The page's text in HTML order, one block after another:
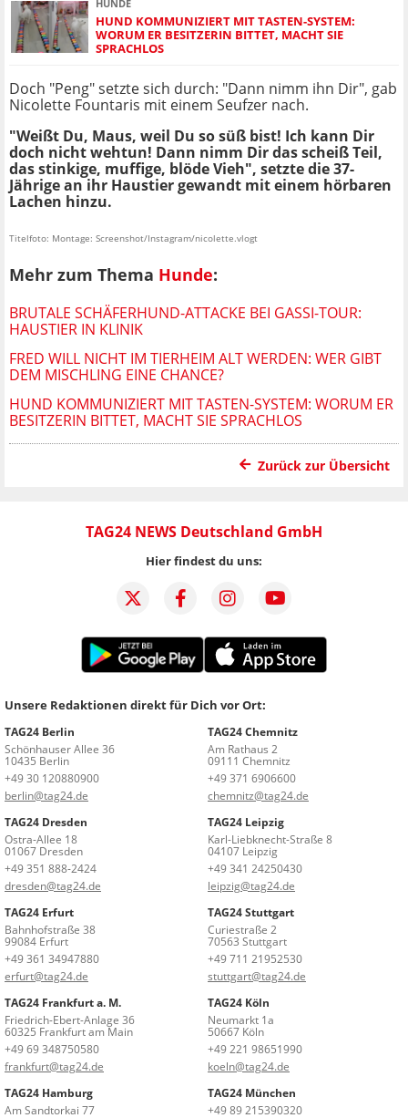
HUNDE
HUND KOMMUNIZIERT MIT TASTEN-SYSTEM:
WORUM ER BESITZERIN BITTET, MACHT SIE
SPRACHLOS
Doch "Peng" setzte sich durch: "Dann nimm ihn Dir", gab
Nicolette Fountaris mit einem Seufzer nach.
"Weißt Du, Maus, weil Du so süß bist! Ich kann Dir
doch nicht wehtun! Dann nimm Dir das scheiß Teil,
das stinkige, muffige, blöde Vieh", setzte die 37-
Jährige an ihr Haustier gewandt mit einem hörbaren
Lachen hinzu.
Titelfoto: Montage: Screenshot/Instagram/nicolette.vlogt
Mehr zum Thema Hunde:
BRUTALE SCHÄFERHUND-ATTACKE BEI GASSI-TOUR:
HAUSTIER IN KLINIK
FRED WILL NICHT IM TIERHEIM ALT WERDEN: WER GIBT
DEM MISCHLING EINE CHANCE?
HUND KOMMUNIZIERT MIT TASTEN-SYSTEM: WORUM ER
BESITZERIN BITTET, MACHT SIE SPRACHLOS
Zurück zur Übersicht
TAG24 NEWS Deutschland GmbH
Hier findest du uns:
Unsere Redaktionen direkt für Dich vor Ort:
TAG24 Berlin
Schönhauser Allee 36
10435 Berlin
+49 30 120880900
berlin@tag24.de
TAG24 Chemnitz
Am Rathaus 2
09111 Chemnitz
+49 371 6906600
chemnitz@tag24.de
TAG24 Dresden
Ostra-Allee 18
01067 Dresden
+49 351 888-2424
dresden@tag24.de
TAG24 Leipzig
Karl-Liebknecht-Straße 8
04107 Leipzig
+49 341 24250430
leipzig@tag24.de
TAG24 Erfurt
Bahnhofstraße 38
99084 Erfurt
+49 361 34947880
erfurt@tag24.de
TAG24 Stuttgart
Curiestraße 2
70563 Stuttgart
+49 711 21952530
stuttgart@tag24.de
TAG24 Frankfurt a. M.
Friedrich-Ebert-Anlage 36
60325 Frankfurt am Main
+49 69 348750580
frankfurt@tag24.de
TAG24 Köln
Neumarkt 1a
50667 Köln
+49 221 98651990
koeln@tag24.de
TAG24 Hamburg
Am Sandtorkai 77
TAG24 München
+49 89 215390320